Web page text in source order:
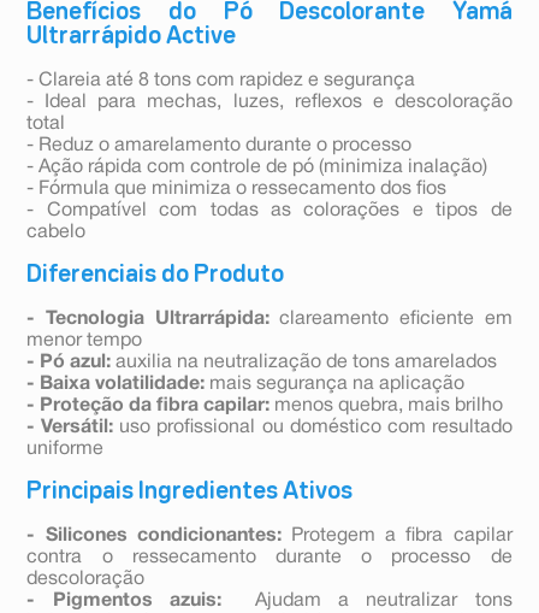
Benefícios do Pó Descolorante Yamá
Ultrarrápido Active
- Clareia até 8 tons com rapidez e segurança
- Ideal para mechas, luzes, reflexos e descoloração
total
- Reduz o amarelamento durante o processo
- Ação rápida com controle de pó (minimiza inalação)
- Fórmula que minimiza o ressecamento dos fios
- Compatível com todas as colorações e tipos de
cabelo
Diferenciais do Produto
- Tecnologia Ultrarrápida:clareamento eficiente em
menor tempo
- Pó azul: auxilia na neutralização de tons amarelados
- Baixa volatilidade: mais segurança na aplicação
- Proteção da fibra capilar: menos quebra, mais brilho
- Versátil: uso profissional ou doméstico com resultado
uniforme
Principais Ingredientes Ativos
- Silicones condicionantes:Protegem a fibra capilar
contra o ressecamento durante o processo de
descoloração
- Pigmentos azuis:Ajudam a neutralizar tons